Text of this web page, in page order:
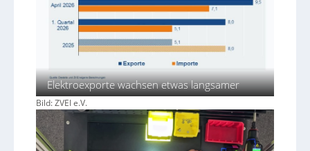
Elektroexporte wachsen etwas langsamer
Bild: ZVEI e.V.